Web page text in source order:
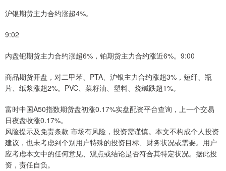
沪银期货主力合约涨超4%。
9:02
内盘钯期货主力合约涨超6%，铂期货主力合约涨近6%。9:00
商品期货开盘，对二甲苯、PTA、沪银主力合约涨超3%，短纤、瓶
片、纸浆涨超2%。PVC、菜籽油、塑料、烧碱跌超1%。
富时中国A50指数期货盘初涨0.17%实盘配资平台查询，上一个交易
日夜盘收涨0.17%。
风险提示及免责条款 市场有风险，投资需谨慎。本文不构成个人投资
建议，也未考虑到个别用户特殊的投资目标、财务状况或需要。用户
应考虑本文中的任何意见、观点或结论是否符合其特定状况。据此投
资，责任自负。